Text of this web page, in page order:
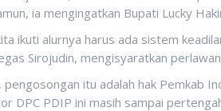
ia mengingatkan Bupati Lucky
ikuti alurnya harus ada sistem
Sirojudin, mengisyaratkan
itu adalah hak Pemkab
DPC PDIP ini masih sampai